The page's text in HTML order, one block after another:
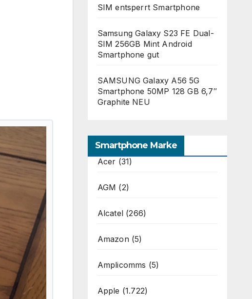
SIM entsperrt Smartphone
Samsung Galaxy S23 FE Dual-
SIM 256GB Mint Android
Smartphone gut
SAMSUNG Galaxy A56 5G
Smartphone 50MP 128 GB 6,7″
Graphite NEU
Smartphone Marke
Acer (31)
AGM (2)
Alcatel(266)
Amazon(5)
Amplicomms (5)
Apple (1.722)